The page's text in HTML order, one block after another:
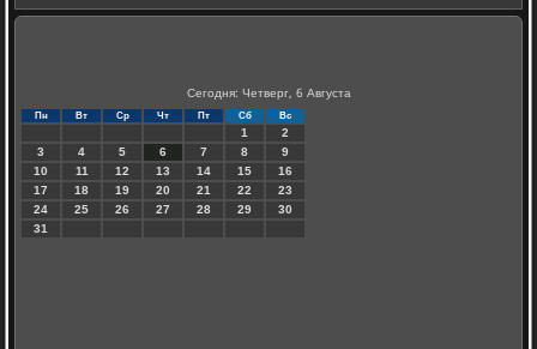
Сегодня: Четверг, 6 Августа
Пн Вт Ср Чт Пт Сб Вс
1
2
3
4 5 6 7 8
9
10
11 12 13 14 15
16
17
18 19 20 21 22
23
24
25 26 27 28 29
30
31